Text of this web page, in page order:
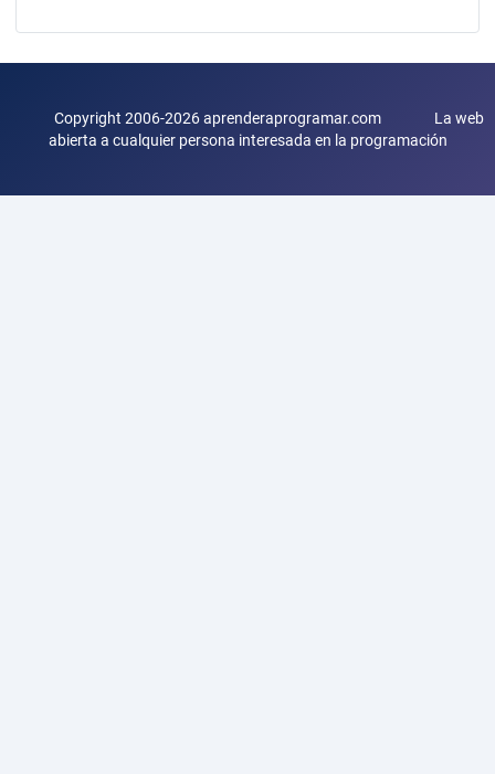
Copyright 2006-2026 aprenderaprogramar.com La web
abierta a cualquier persona interesada en la programación